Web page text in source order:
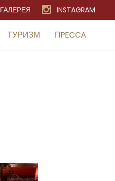
ГАЛЕРЕЯ INSTAGRAM
ТУРИЗМ ПPECCA